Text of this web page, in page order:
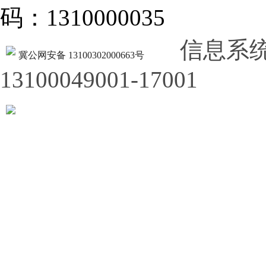
码：1310000035
冀公网安备 13100302000663号
信息系
13100049001-17001